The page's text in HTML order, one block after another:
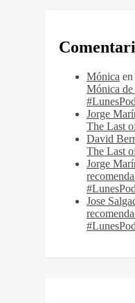
Mónica en
Mónica de
Jorge
The Last
David
The Last
Jorge
Jose